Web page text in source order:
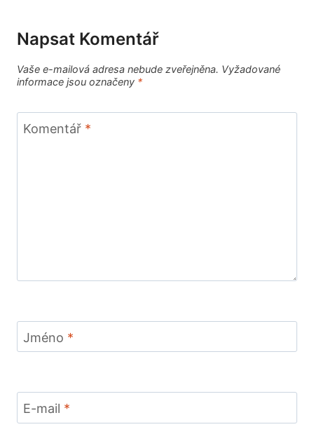
Napsat Komentář
Vaše e-mailová adresa nebude zveřejněna. Vyžadované
informace jsou označeny *
Komentář *
Jméno *
E-mail *